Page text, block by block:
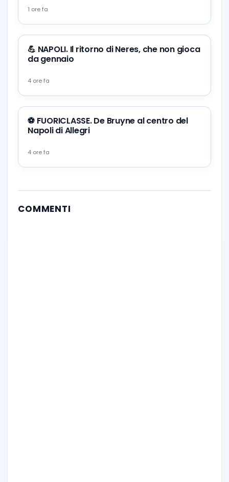
1 ore fa
💪 NAPOLI. Il ritorno di Neres, che non gioca
da gennaio
4 ore fa
⚽️ FUORICLASSE. De Bruyne al centro del
Napoli di Allegri
4 ore fa
COMMENTI